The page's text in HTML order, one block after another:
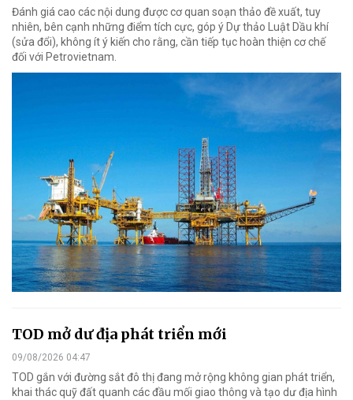
Đánh giá cao các nội dung được cơ quan soạn thảo đề xuất, tuy
nhiên, bên cạnh những điểm tích cực, góp ý Dự thảo Luật Dầu khí
(sửa đổi), không ít ý kiến cho rằng, cần tiếp tục hoàn thiện cơ chế
đối với Petrovietnam.
TOD mở dư địa phát triển mới
09/08/2026 04:47
TOD gắn với đường sắt đô thị đang mở rộng không gian phát triển,
khai thác quỹ đất quanh các đầu mối giao thông và tạo dư địa hình